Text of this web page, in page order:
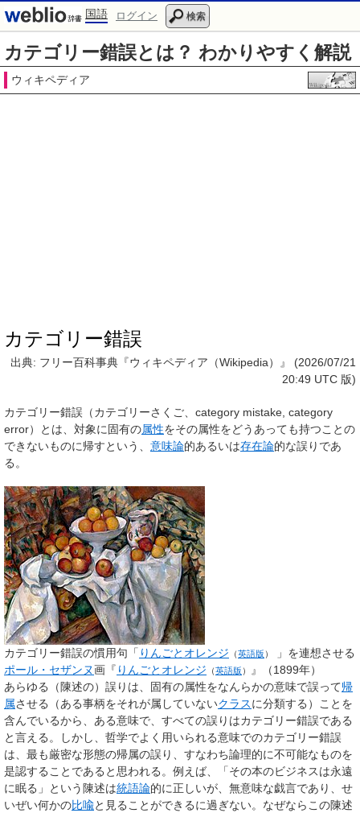
国語 ログイン 検索
カテゴリー錯誤とは？ わかりやすく解説
ウィキペディア
カテゴリー錯誤
出典: フリー百科事典『ウィキペディア（Wikipedia）』 (2026/07/21
20:49 UTC 版)
カテゴリー錯誤 （カテゴリーさくご、category mistake, category
error）とは、対象に固有の属性をその属性をどうあっても持つことの
できないものに帰すという、 意味論的あるいは存在論的な誤りであ
る。
カテゴリー錯誤の慣用句「 りんごとオレンジ （英語版 ）
」を連想させる
ポール・セザンヌ画『 りんごとオレンジ （英語版 ）
』（1899年）
あらゆる（陳述の）誤りは、固有の属性をなんらかの意味で誤って帰
属させる（ある事柄をそれが属していないクラスに分類する）ことを
含んでいるから、ある意味で、すべての誤りはカテゴリー錯誤である
と言える。しかし、哲学でよく用いられる意味でのカテゴリー錯誤
は、最も厳密な形態の帰属の誤り、すなわち論理的に不可能なものを
是認すること であると思われる。例えば、「その本のビジネスは永遠
に眠る」という陳述は統語論的に正しいが、無意味な戯言であり、せ
いぜい何かの比喩と見ることができるに過ぎない。なぜならこの陳述